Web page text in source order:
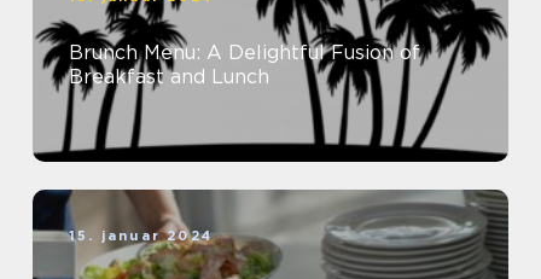
Brunch Menu: A Delightful Fusion of
Breakfast and Lunch
15. januar 2024